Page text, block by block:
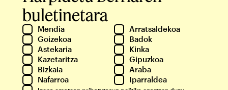
buletinetara
Mendia
Arratsaldekoa
Goizekoa
Badok
Astekaria
Kinka
Kazetaritza
Gipuzkoa
Bizkaia
Araba
Nafarroa
Iparraldea